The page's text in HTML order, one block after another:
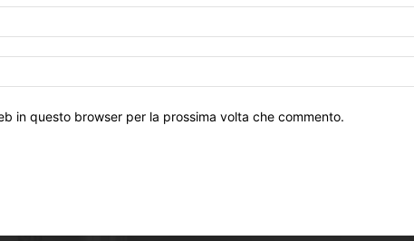
in questo browser per la prossima volta che commento.